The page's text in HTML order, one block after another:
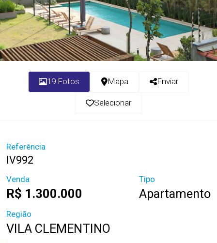
Contato
19 Fotos Mapa Enviar
Selecionar
Referência
IV992
Venda
R$ 1.300.000
Tipo
Apartamento
Região
VILA CLEMENTINO